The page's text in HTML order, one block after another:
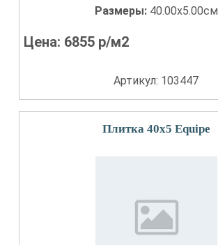
Размеры: 40.00x5.00см
Цена: 6855 р/м2
Артикул: 103447
Плитка 40x5 Equipe